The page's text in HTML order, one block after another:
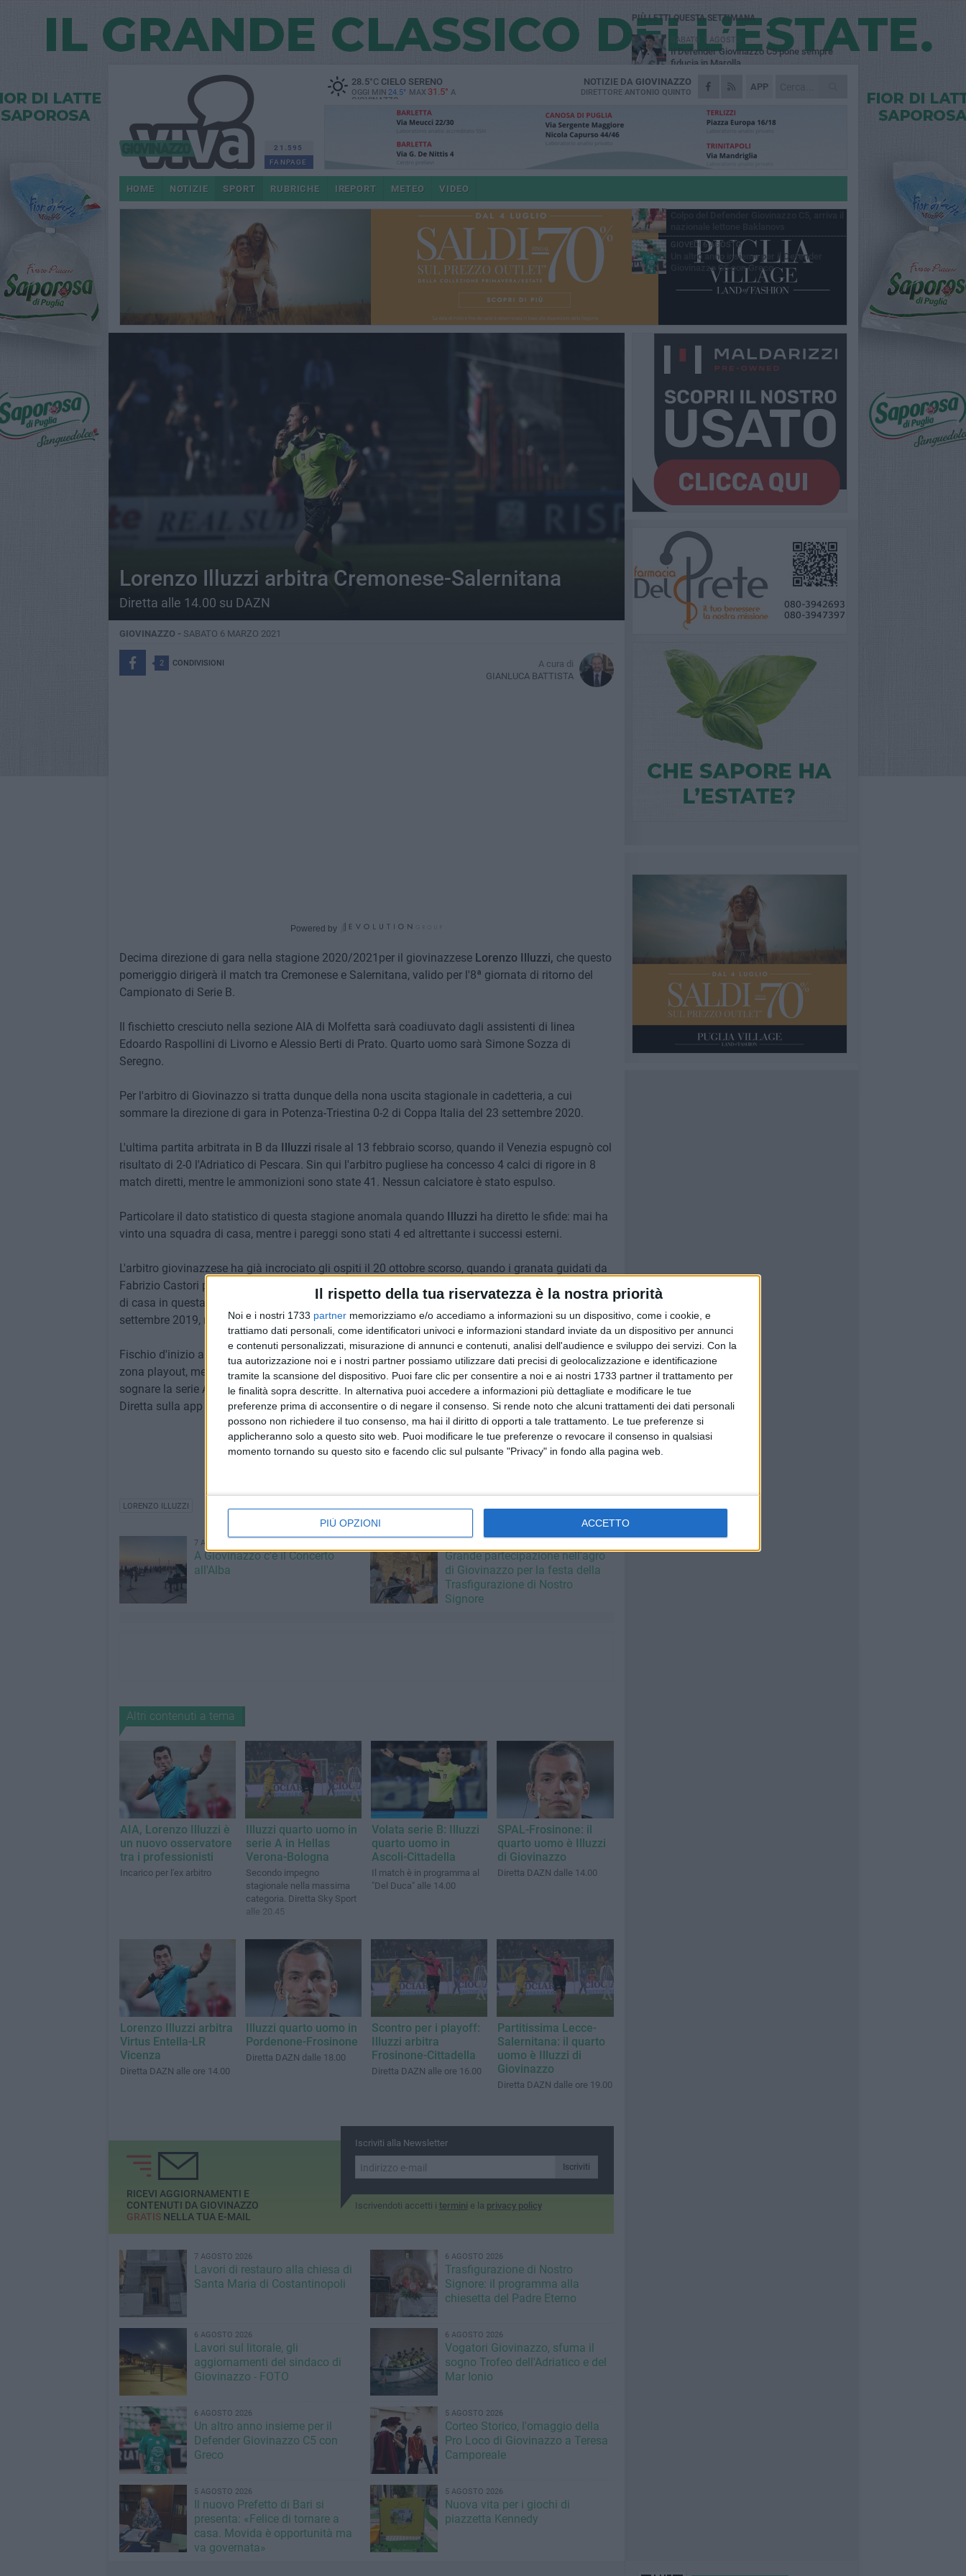
Il rispetto della tua riservatezza è la nostra priorità
Noi e i nostri 1733 partner memorizziamo e/o accediamo a informazioni su un dispositivo, come i cookie, e
trattiamo dati personali, come identificatori univoci e informazioni standard inviate da un dispositivo per annunci
e contenuti personalizzati, misurazione di annunci e contenuti, analisi dell'audience e sviluppo dei servizi. Con la
tua autorizzazione noi e i nostri partner possiamo utilizzare dati precisi di geolocalizzazione e identificazione
tramite la scansione del dispositivo. Puoi fare clic per consentire a noi e ai nostri 1733 partner il trattamento per
le finalità sopra descritte. In alternativa puoi accedere a informazioni più dettagliate e modificare le tue
preferenze prima di acconsentire o di negare il consenso. Si rende noto che alcuni trattamenti dei dati personali
possono non richiedere il tuo consenso, ma hai il diritto di opporti a tale trattamento. Le tue preferenze si
applicheranno solo a questo sito web. Puoi modificare le tue preferenze o revocare il consenso in qualsiasi
momento tornando su questo sito e facendo clic sul pulsante "Privacy" in fondo alla pagina web.
PIÙ OPZIONI ACCETTO
21.595
FANPAGE
28.5°CCIELO SERENO
OGGI MIN 24.5° MAX 31.5° A
GIOVINAZZO
APP
NOTIZIE DA GIOVINAZZO
DIRETTORE ANTONIO QUINTO
HOME NOTIZIE SPORT RUBRICHE IREPORT METEO VIDEO
Lorenzo Illuzzi arbitra Cremonese-Salernitana
Diretta alle 14.00 su DAZN
GIOVINAZZO - SABATO 6 MARZO 2021
2 CONDIVISIONI
A cura di
GIANLUCA BATTISTA
Powered by
Decima direzione di gara nella stagione 2020/2021per il giovinazzese Lorenzo Illuzzi, che questo
pomeriggio dirigerà il match tra Cremonese e Salernitana, valido per l'8ª giornata di ritorno del
Campionato di Serie B.
Il fischietto cresciuto nella sezione AIA di Molfetta sarà coadiuvato dagli assistenti di linea
Edoardo Raspollini di Livorno e Alessio Berti di Prato. Quarto uomo sarà Simone Sozza di
Seregno.
Per l'arbitro di Giovinazzo si tratta dunque della nona uscita stagionale in cadetteria, a cui
sommare la direzione di gara in Potenza-Triestina 0-2 di Coppa Italia del 23 settembre 2020.
L'ultima partita arbitrata in B da Illuzzi risale al 13 febbraio scorso, quando il Venezia espugnò col
risultato di 2-0 l'Adriatico di Pescara. Sin qui l'arbitro pugliese ha concesso 4 calci di rigore in 8
match diretti, mentre le ammonizioni sono state 41. Nessun calciatore è stato espulso.
Particolare il dato statistico di questa stagione anomala quando Illuzzi ha diretto le sfide: mai ha
vinto una squadra di casa, mentre i pareggi sono stati 4 ed altrettante i successi esterni.
L'arbitro giovinazzese ha già incrociato gli ospiti il 20 ottobre scorso, quando i granata guidati da
Fabrizio Castori pareggiarono per
1-1 sul campo del LR Vicenza.
Nessun incrocio con i grigiorossi
di casa in questa annata. L'ultimo precedente risale infatti ad un Trapani-Cremonese del 25
settembre 2019, match finito a reti inviolate.
Fischio d'inizio allo "Zini" fissato per le ore 14.00. I lombardi cercano la tranquillità lontani dalla
zona playout, mentre la Salernitana, quarta in classifica, aspira ai tre punti per continuare a
sognare la serie A.
Diretta sulla app di DAZN.
LORENZO ILLUZZI
7 AGOSTO 2026
A Giovinazzo c'è il Concerto
all'Alba
Grande partecipazione nell'agro
di Giovinazzo per la festa della
Trasfigurazione di Nostro
Signore
Altri contenuti a tema
AIA, Lorenzo Illuzzi è
un nuovo osservatore
tra i professionisti
Incarico per l'ex arbitro
Illuzzi quarto uomo in
serie A in Hellas
Verona-Bologna
Secondo impegno
stagionale nella massima
categoria. Diretta Sky Sport
alle 20.45
Volata serie B: Illuzzi
quarto uomo in
Ascoli-Cittadella
Il match è in programma al
"Del Duca" alle 14.00
SPAL-Frosinone: il
quarto uomo è Illuzzi
di Giovinazzo
Diretta DAZN dalle 14.00
Lorenzo Illuzzi arbitra
Virtus Entella-LR
Vicenza
Diretta DAZN alle ore 14.00
Illuzzi quarto uomo in
Pordenone-Frosinone
Diretta DAZN dalle 18.00
Scontro per i playoff:
Illuzzi arbitra
Frosinone-Cittadella
Diretta DAZN alle ore 16.00
Partitissima Lecce-
Salernitana: il quarto
uomo è Illuzzi di
Giovinazzo
Diretta DAZN dalle ore 19.00
Iscriviti alla Newsletter
Iscriviti
Iscrivendoti accetti i termini e la privacy policy
RICEVI AGGIORNAMENTI E
CONTENUTI DA GIOVINAZZO
GRATISNELLA TUA E-MAIL
7 AGOSTO 2026
Lavori di restauro alla chiesa di
Santa Maria di Costantinopoli
6 AGOSTO 2026
Trasfigurazione di Nostro
Signore: il programma alla
chiesetta del Padre Eterno
6 AGOSTO 2026
Lavori sul litorale, gli
aggiornamenti del sindaco di
Giovinazzo - FOTO
6 AGOSTO 2026
Vogatori Giovinazzo, sfuma il
sogno Trofeo dell'Adriatico e del
Mar Ionio
6 AGOSTO 2026
Un altro anno insieme per il
Defender Giovinazzo C5 con
Greco
5 AGOSTO 2026
Corteo Storico, l'omaggio della
Pro Loco di Giovinazzo a Teresa
Camporeale
5 AGOSTO 2026
Il nuovo Prefetto di Bari si
presenta: «Felice di tornare a
casa. Movida è opportunità ma
va governata»
5 AGOSTO 2026
Nuova vita per i giochi di
piazzetta Kennedy
PIÙ LETTI QUESTA SETTIMANA
SABATO 1 AGOSTO
Il Defender Giovinazzo C5 pone sempre
fiducia in Marolla
MARTEDÌ 4 AGOSTO
U.S. Giovinazzo Calcio: una giornata per
DOMENICA 2 AGOSTO
gioca il titolo in Cala Porto
Vogatori Giovinazzo, sfuma il sogno Trofeo
MARTEDÌ 4 AGOSTO
GIOVEDÌ 6 AGOSTO
Un altro anno insieme per il Defender
Giovinazzo C5 con Greco